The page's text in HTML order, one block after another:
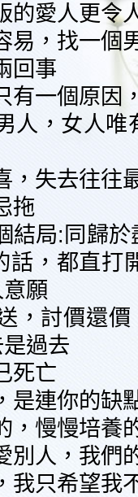
的愛人更令
易，找一個
回事
有一個原因
人，女人唯
，失去往往
拖
結局:同歸
話，都直打
願
，討價還
過去
死亡
是連你的缺
，慢慢培養
別人，我們
我只希望我